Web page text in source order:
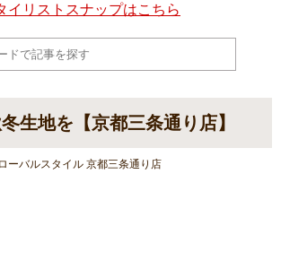
イリストスナップはこちら
生地を【京都三条通り店】
バルスタイル 京都三条通り店